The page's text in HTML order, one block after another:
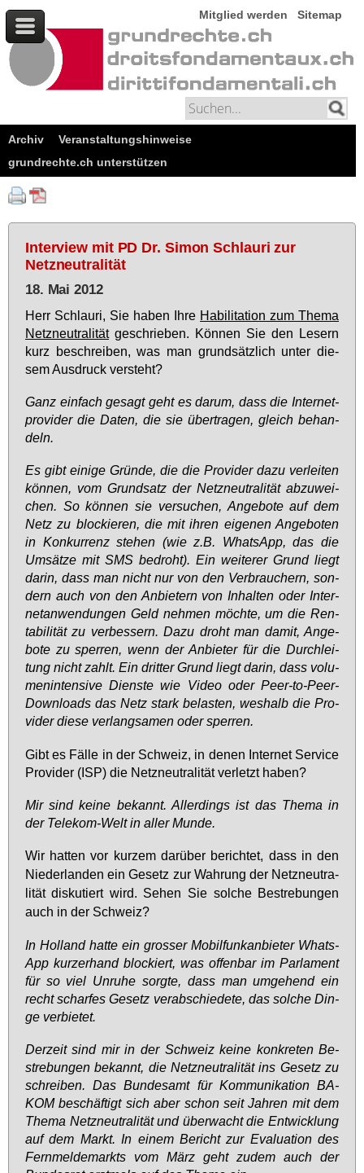
Mitglied werden Sitemap
Archiv
Veranstaltungshinweise
grundrechte.ch unterstützen
Interview mit PD Dr. Simon Schlauri zur
Netzneutralität
18. Mai 2012
Herr Schlau­ri, Sie ha­ben Ih­re Ha­bi­li­ta­ti­on zum The­ma
Netz­neu­tra­li­tätge­schrie­ben. Kön­nen Sie den Le­sern
kurz be­schrei­ben, was man grund­sätz­lich un­ter die­
sem Aus­druck ver­steht?
Ganz ein­fach ge­sagt geht es dar­um, dass die In­ter­net­
pro­vi­der die Da­ten, die sie über­tra­gen, gleich be­han­
deln.
Es gibt ei­ni­ge Grün­de, die die Pro­vi­der da­zu ver­lei­ten
kön­nen, vom Grund­satz der Netz­neu­tra­li­tät ab­zu­wei­
chen. So kön­nen sie ver­su­chen, An­ge­bo­te auf dem
Netz zu blo­ckie­ren, die mit ih­ren ei­ge­nen An­ge­bo­ten
in Kon­kur­renz ste­hen (wie z.B. Whats­App, das die
Um­sät­ze mit SMS be­droht). Ein wei­te­rer Grund liegt
dar­in, dass man nicht nur von den Ver­brau­chern, son­
dern auch von den An­bie­tern von In­hal­ten oder In­ter­
net­an­wen­dun­gen Geld neh­men möch­te, um die Ren­
ta­bi­li­tät zu ver­bes­sern. Da­zu droht man da­mit, An­ge­
bo­te zu sper­ren, wenn der An­bie­ter für die Durch­lei­
tung nicht zahlt. Ein drit­ter Grund liegt dar­in, dass vo­lu­
men­in­ten­si­ve Diens­te wie Vi­deo oder Peer-to-Peer-
Down­loads das Netz stark be­las­ten, wes­halb die Pro­
vi­der die­se ver­lang­sa­men oder sper­ren.
Gibt es Fäl­le in der Schweiz, in de­nen In­ter­net Ser­vice
Pro­vi­der (ISP) die Netz­neu­tra­li­tät ver­letzt ha­ben?
Mir sind kei­ne be­kannt. Al­ler­dings ist das The­ma in
der Te­le­kom-Welt in al­ler Mun­de.
Wir hat­ten vor kur­zem dar­über be­rich­tet, dass in den
Nie­der­lan­den ein Ge­setz zur Wah­rung der Netz­neu­tra­
li­tät dis­ku­tiert wird. Se­hen Sie sol­che Be­stre­bun­gen
auch in der Schweiz?
In Hol­land hat­te ein gros­ser Mo­bil­funk­an­bie­ter Whats­
App kur­zer­hand blo­ckiert, was of­fen­bar im Par­la­ment
für so viel Un­ru­he sorg­te, dass man um­ge­hend ein
recht schar­fes Ge­setz ver­ab­schie­de­te, das sol­che Din­
ge ver­bie­tet.
Der­zeit sind mir in der Schweiz kei­ne kon­kre­ten Be­
stre­bun­gen be­kannt, die Netz­neu­tra­li­tät ins Ge­setz zu
schrei­ben. Das Bun­des­amt für Kom­mu­ni­ka­ti­on BA­
KOM be­schäf­tigt sich aber schon seit Jah­ren mit dem
The­ma Netz­neu­tra­li­tät und über­wacht die Ent­wick­lung
auf dem Markt. In ei­nem Be­richt zur Eva­lua­ti­on des
Fern­mel­de­markts vom März geht zu­dem auch der